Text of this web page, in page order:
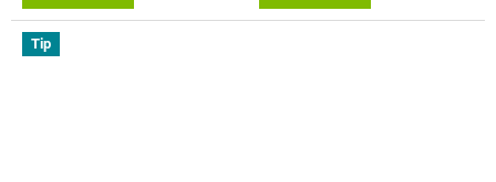
5
hvězdiček.
5
Tip